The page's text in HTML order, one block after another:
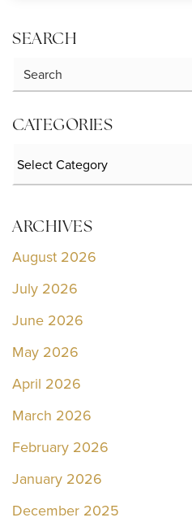
SEARCH
CATEGORIES
ARCHIVES
August 2026
July 2026
June 2026
May 2026
April 2026
March 2026
February 2026
January 2026
December 2025